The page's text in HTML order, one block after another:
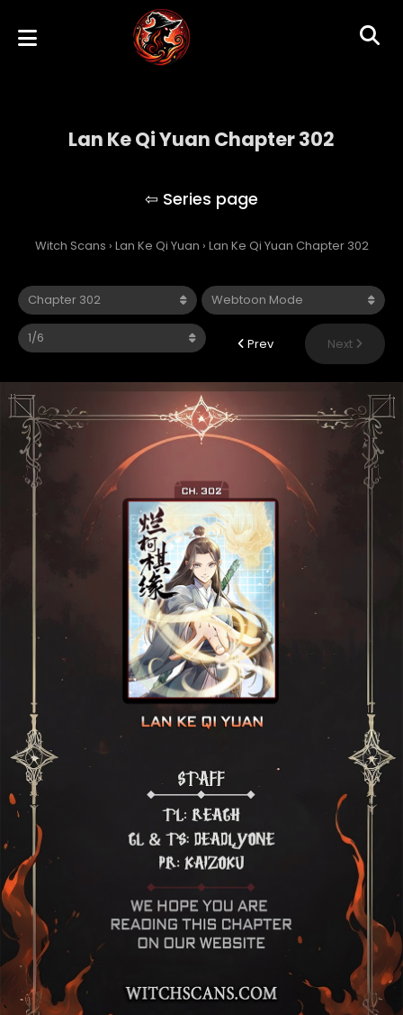
Lan Ke Qi Yuan Chapter 302
Witch Scans › Lan Ke Qi Yuan › Lan Ke Qi Yuan Chapter 302
Prev Next